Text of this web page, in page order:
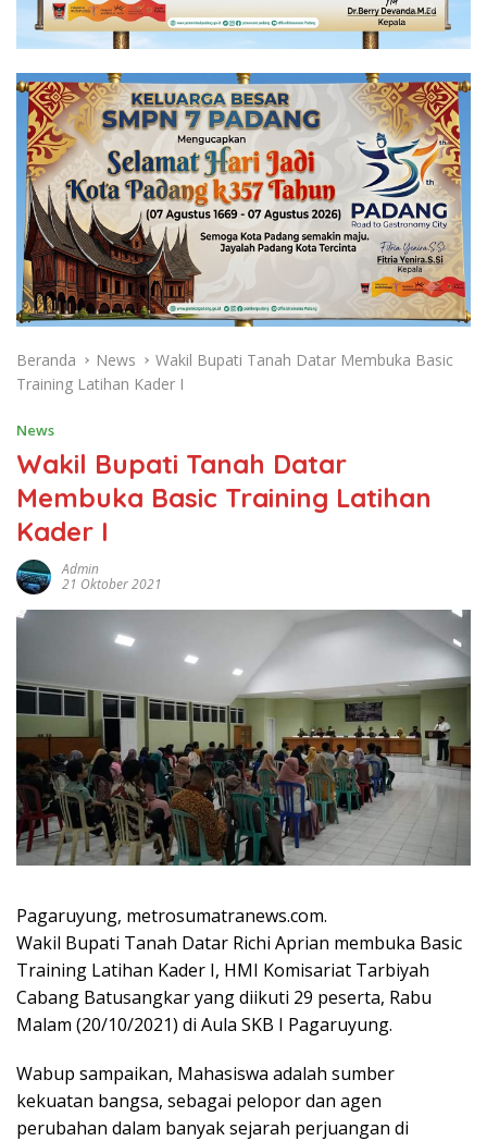
Beranda News
Wakil Bupati Tanah Datar Membuka Basic
Training Latihan Kader I
News
Wakil Bupati Tanah Datar
Membuka Basic Training Latihan
Kader I
Admin
21 Oktober 2021
Pagaruyung, metrosumatranews.com.
Wakil Bupati Tanah Datar Richi Aprian membuka Basic
Training Latihan Kader I, HMI Komisariat Tarbiyah
Cabang Batusangkar yang diikuti 29 peserta, Rabu
Malam (20/10/2021) di Aula SKB I Pagaruyung.
Wabup sampaikan, Mahasiswa adalah sumber
kekuatan bangsa, sebagai pelopor dan agen
perubahan dalam banyak sejarah perjuangan di